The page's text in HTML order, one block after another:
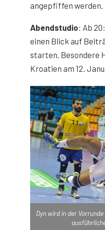
angepfiffen werden.
Abendstudio: Ab
einen Blick auf
starten. Besondere
Kroatien am 12.
Dyn wird in der